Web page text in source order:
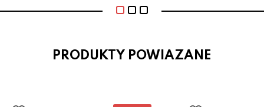
PRODUKTY POWIAZANE